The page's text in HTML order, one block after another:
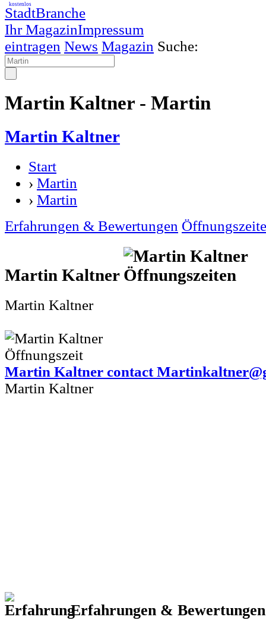
StadtBranche
Ihr MagazinImpressum
kostenlos
eintragen News Magazin Suche:
Martin Kaltner - Martin
Martin Kaltner
Start
› Martin
› Martin
Erfahrungen & Bewertungen
Martin Kaltner
Martin Kaltner
Martin Kaltner contact
Martin Kaltner
Erfahrungen &